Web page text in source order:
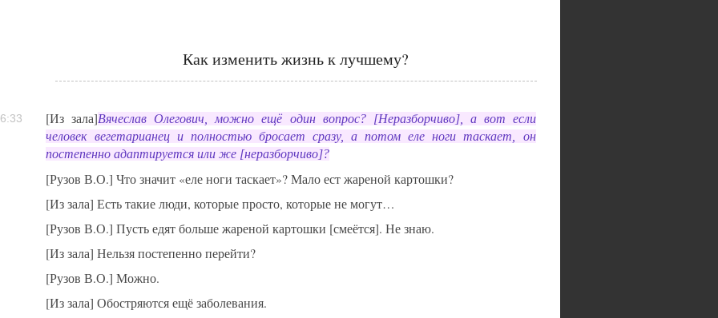
Как изменить жизнь к лучшему?
[Из зала]Вячеслав Олегович, можно ещё один вопрос? [Неразборчиво], а вот если
человек вегетарианец и полностью бросает сразу, а потом еле ноги таскает, он
постепенно адаптируется или же [неразборчиво]?
[Рузов В.О.] Что значит «еле ноги таскает»? Мало ест жареной картошки?
[Из зала] Есть такие люди, которые просто, которые не могут…
[Рузов В.О.] Пусть едят больше жареной картошки [смеётся]. Не знаю.
[Из зала] Нельзя постепенно перейти?
[Рузов В.О.] Можно.
[Из зала] Обостряются ещё заболевания.